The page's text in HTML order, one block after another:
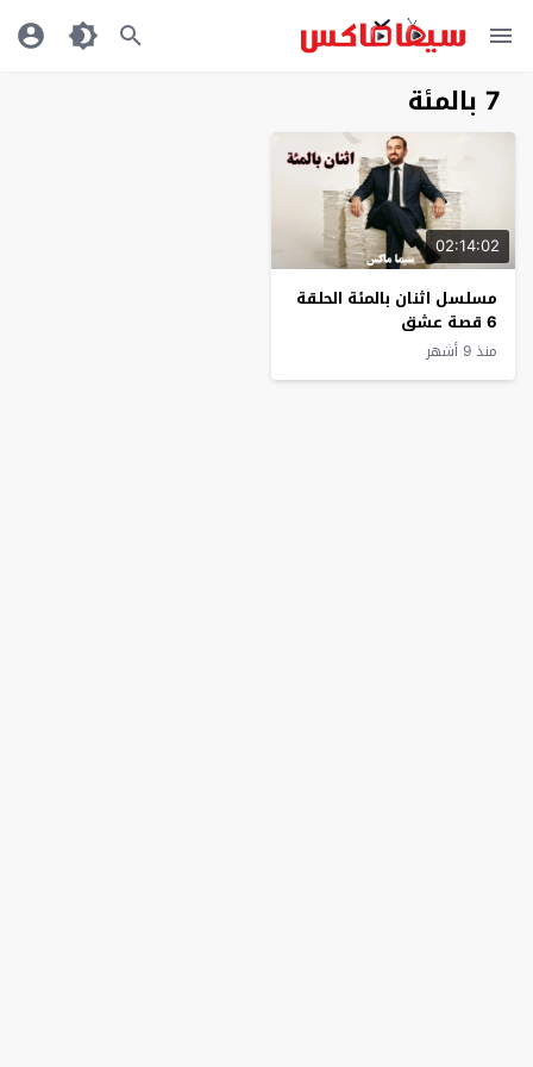
7 بالمئة
02:14:02
مسلسل اثنان بالمئة الحلقة
6 قصة عشق
منذ 9 أشهر